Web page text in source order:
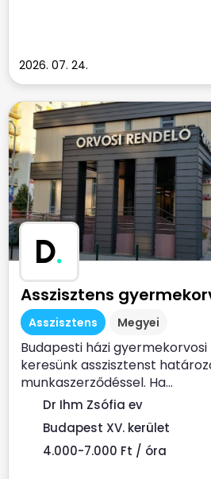
2026. 07. 24.
D.
Asszisztens
Asszisztens Megyei
Budapesti házi
keresünk asszisztenst
munkaszerződéssel. Ha...
Dr Ihm Zsófia ev
Budapest XV. kerület
4.000-7.000 Ft / óra